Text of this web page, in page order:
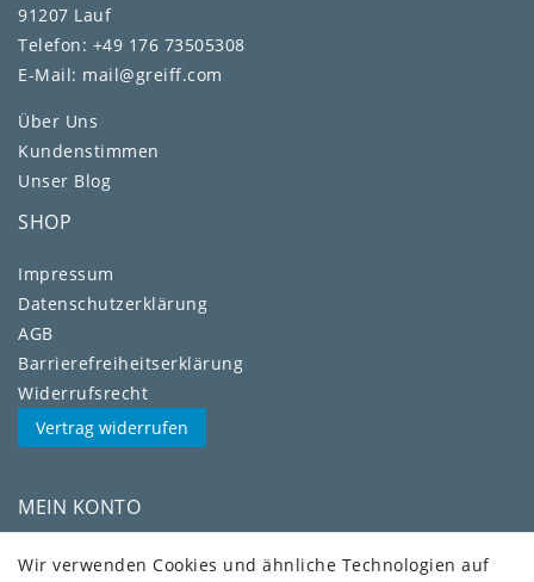
91207 Lauf
Telefon: +49 176 73505308
E-Mail: mail@greiff.com
Über Uns
Kundenstimmen
Unser Blog
SHOP
Impressum
Daten­schutz­erklärung
AGB
Barrierefreiheitserklärung
Widerrufs­recht
Vertrag widerrufen
MEIN KONTO
Kundenkonto
Wir verwenden Cookies und ähnliche Technologien auf